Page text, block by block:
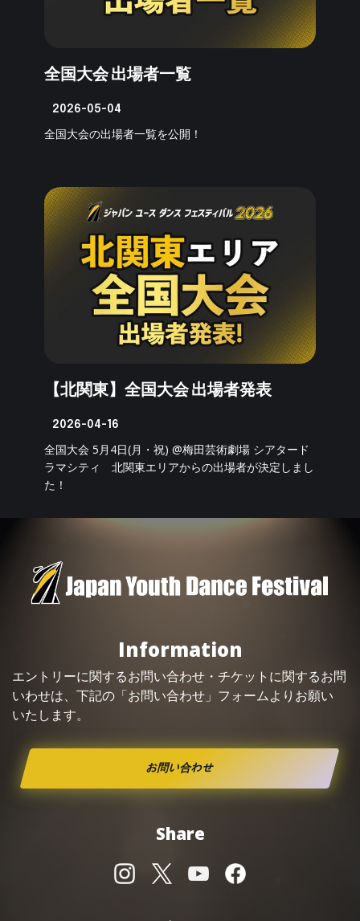
全国大会 出場者一覧
2026-05-04
全国大会の出場者一覧を公開！
【北関東】全国大会 出場者発表
2026-04-16
全国大会 5月4日(月・祝) @梅田芸術劇場 シアタード
ラマシティ 北関東エリアからの出場者が決定しまし
た！
Information
エントリーに関するお問い合わせ・ チケット に関するお問
いわせは、下記の「お問い合わせ」フォームよりお願い
いたします。
お問い合わせ
Share